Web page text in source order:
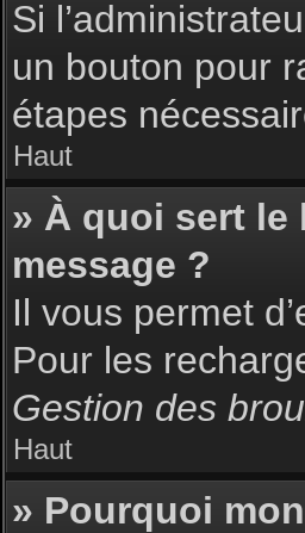
Si
un bouton pour
étapes
Haut
» À quoi sert le
message ?
Il vous permet
Pour les
Gestion des
Haut
» Pourquoi